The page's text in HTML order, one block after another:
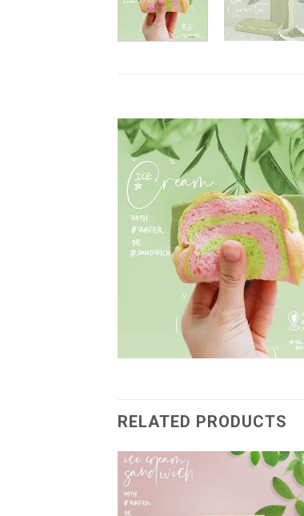
RELATED PRODUCTS
Add to
wishlist